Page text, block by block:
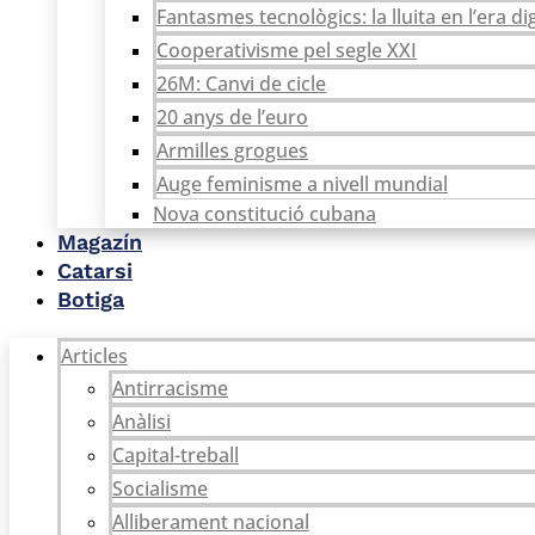
Fantasmes tecnològics: la lluita en l’era
Cooperativisme pel segle XXI
26M: Canvi de cicle
20 anys de l’euro
Armilles grogues
Auge feminisme a nivell mundial
Nova constitució cubana
Magazín
Catarsi
Botiga
Articles
Antirracisme
Anàlisi
Capital-treball
Socialisme
Alliberament nacional